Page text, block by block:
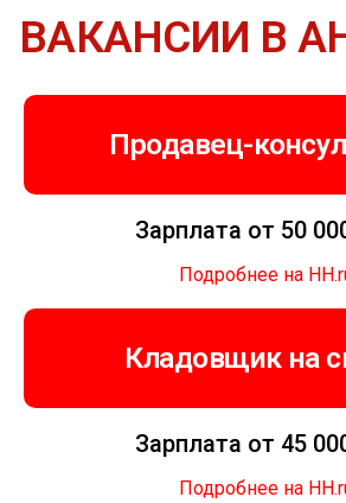
ВАКАНСИИ В
Продавец-
Зарплата от 50
Подробнее на
Кладовщик на
Зарплата от 45
Подробнее на